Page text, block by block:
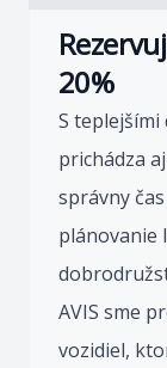
20%
S teplejšími
prichádza aj
správny
plánovanie
AVIS sme
vozidiel,